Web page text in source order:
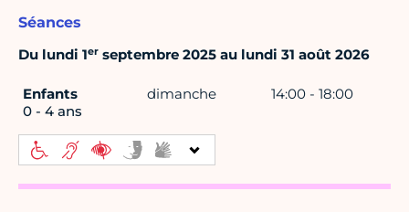
Séances
Du lundi 1er septembre 2025 au lundi 31 août 2026
Enfants
0 - 4 ans
dimanche 14:00 - 18:00